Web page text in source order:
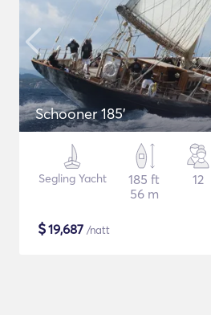
Schooner 185'
Segling Yacht
185 ft
56 m
12
$19,687 /natt